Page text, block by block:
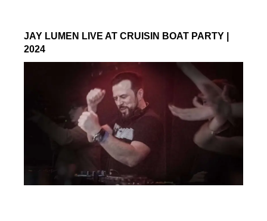
JAY LUMEN LIVE AT CRUISIN BOAT PARTY |
2024